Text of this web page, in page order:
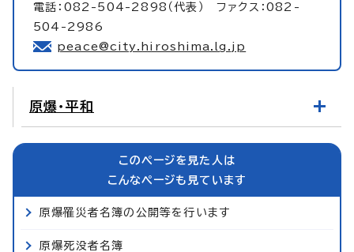
電話：082-504-2898（代表） ファクス：082-
504-2986
peace@city.hiroshima.lg.jp
原爆・平和
このページを見た人は
こんなページも見ています
原爆罹災者名簿の公開等を行います
原爆死没者名簿